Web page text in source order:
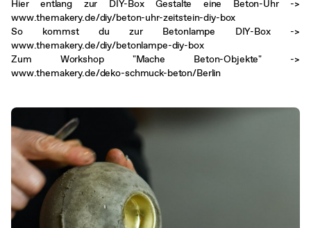
Hier entlang zur DIY-Box Gestalte eine Beton-Uhr ->
www.themakery.de/diy/beton-uhr-zeitstein-diy-box
So kommst du zur Betonlampe DIY-Box ->
www.themakery.de/diy/betonlampe-diy-box
Zum Workshop "Mache Beton-Objekte" ->
www.themakery.de/deko-schmuck-beton/Berlin